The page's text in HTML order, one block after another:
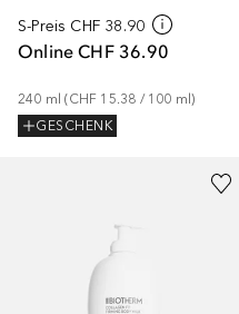
S-Preis CHF 38.90
Online CHF 36.90
240 ml (CHF 15.38 / 100 ml)
GESCHENK